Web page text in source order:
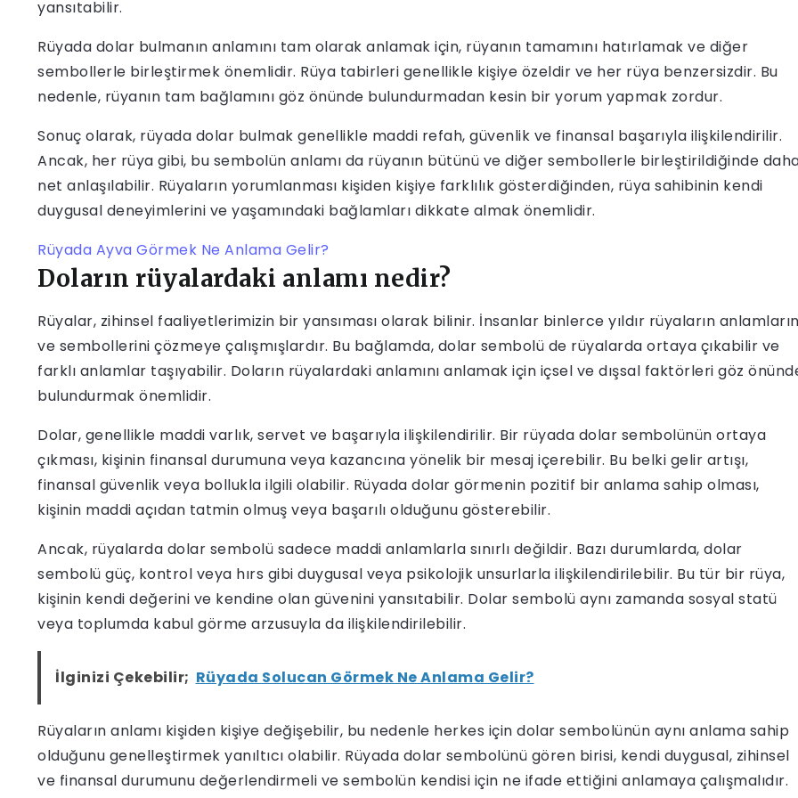
yansıtabilir.
Rüyada dolar bulmanın anlamını tam olarak anlamak için, rüyanın tamamını hatırlamak ve diğer
sembollerle birleştirmek önemlidir. Rüya tabirleri genellikle kişiye özeldir ve her rüya benzersizdir. Bu
nedenle, rüyanın tam bağlamını göz önünde bulundurmadan kesin bir yorum yapmak zordur.
Sonuç olarak, rüyada dolar bulmak genellikle maddi refah, güvenlik ve finansal başarıyla ilişkilendirilir.
Ancak, her rüya gibi, bu sembolün anlamı da rüyanın bütünü ve diğer sembollerle birleştirildiğinde
net anlaşılabilir. Rüyaların yorumlanması kişiden kişiye farklılık gösterdiğinden, rüya sahibinin kendi
duygusal deneyimlerini ve yaşamındaki bağlamları dikkate almak önemlidir.
Rüyada Ayva Görmek Ne Anlama Gelir?
Doların rüyalardaki anlamı nedir?
Rüyalar, zihinsel faaliyetlerimizin bir yansıması olarak bilinir. İnsanlar binlerce yıldır rüyaların
ve sembollerini çözmeye çalışmışlardır. Bu bağlamda, dolar sembolü de rüyalarda ortaya çıkabilir ve
farklı anlamlar taşıyabilir. Doların rüyalardaki anlamını anlamak için içsel ve dışsal faktörleri göz
bulundurmak önemlidir.
Dolar, genellikle maddi varlık, servet ve başarıyla ilişkilendirilir. Bir rüyada dolar sembolünün ortaya
çıkması, kişinin finansal durumuna veya kazancına yönelik bir mesaj içerebilir. Bu belki gelir artışı,
finansal güvenlik veya bollukla ilgili olabilir. Rüyada dolar görmenin pozitif bir anlama sahip olması,
kişinin maddi açıdan tatmin olmuş veya başarılı olduğunu gösterebilir.
Ancak, rüyalarda dolar sembolü sadece maddi anlamlarla sınırlı değildir. Bazı durumlarda, dolar
sembolü güç, kontrol veya hırs gibi duygusal veya psikolojik unsurlarla ilişkilendirilebilir. Bu tür bir rüya,
kişinin kendi değerini ve kendine olan güvenini yansıtabilir. Dolar sembolü aynı zamanda sosyal statü
veya toplumda kabul görme arzusuyla da ilişkilendirilebilir.
İlginizi Çekebilir; Rüyada Solucan Görmek Ne Anlama Gelir?
Rüyaların anlamı kişiden kişiye değişebilir, bu nedenle herkes için dolar sembolünün aynı anlama sahip
olduğunu genelleştirmek yanıltıcı olabilir. Rüyada dolar sembolünü gören birisi, kendi duygusal, zihinsel
ve finansal durumunu değerlendirmeli ve sembolün kendisi için ne ifade ettiğini anlamaya çalışmalıdır.